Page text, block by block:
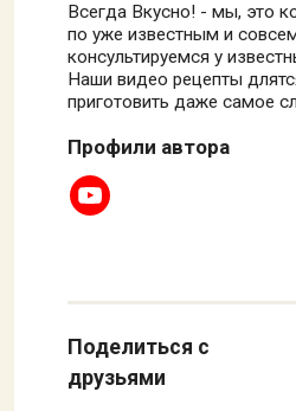
Всегда Вкусно! - мы, это
по уже известным и
консультируемся у
Наши видео рецепты
приготовить даже самое
Профили автора
Поделиться с
друзьями